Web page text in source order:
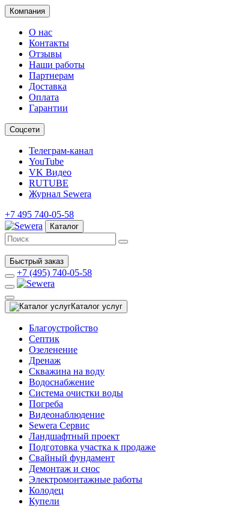
Компания
О нас
Контакты
Отзывы
Наши работы
Партнерам
Доставка
Оплата
Гарантии
Соцсети
Телеграм-канал
YouTube
VK Видео
RUTUBE
Журнал Sewera
+7 495 740-05-58
Каталог
Быстрый заказ
+7 (495) 740-05-58
Каталог услуг
Благоустройство
Септик
Озеленение
Дренаж
Скважина на воду
Водоснабжение
Система очистки воды
Погреба
Видеонаблюдение
Sewera Сервис
Ландшафтный проект
Подготовка участка к продаже
Свайный фундамент
Демонтаж и снос
Электромонтажные работы
Колодец
Купели